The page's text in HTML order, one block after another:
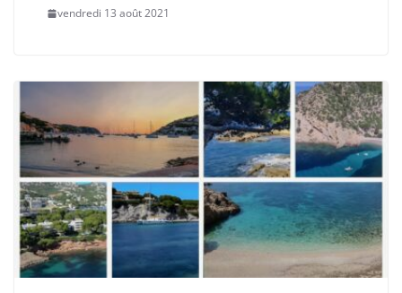
vendredi 13 août 2021